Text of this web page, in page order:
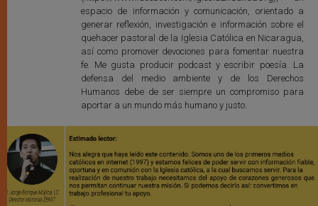
espacio de información y comunicación, orientado a
generar reflexión, investigación e información sobre el
quehacer pastoral de la Iglesia Católica en Nicaragua,
así como promover devociones para fomentar nuestra
fe. Me gusta producir podcast y escribir poesía. La
defensa del medio ambiente y de los Derechos
Humanos debe de ser siempre un compromiso para
aportar a un mundo más humano y justo.